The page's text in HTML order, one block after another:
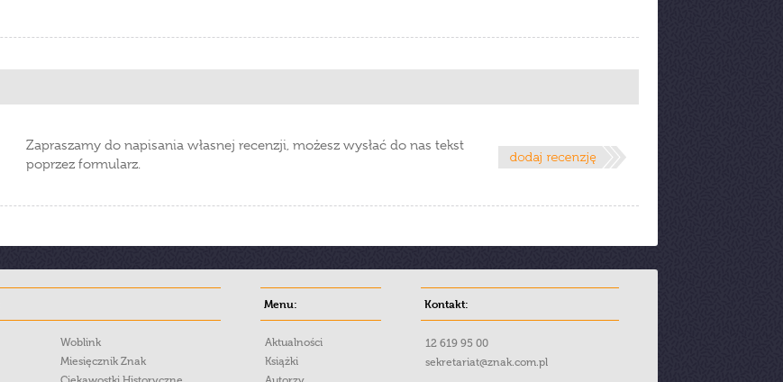
Zapraszamy do napisania własnej recenzji, możesz wysłać do nas tekst
poprzez formularz.
Woblink
Miesięcznik Znak
Menu:
Aktualności
Książki
Kontakt:
12 619 95 00
sekretariat@znak.com.pl